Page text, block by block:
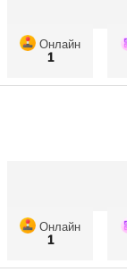
Онлайн
1
Онлайн
1